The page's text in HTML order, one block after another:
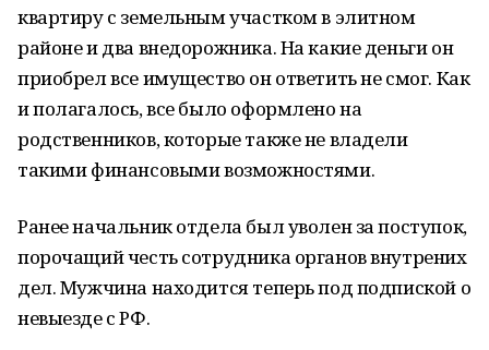
квартиру с земельным участком в элитном
районе и два внедорожника. На какие деньги он
приобрел все имущество он ответить не смог. Как
и полагалось, все было оформлено на
родственников, которые также не владели
такими финансовыми возможностями.
Ранее начальник отдела был уволен за поступок,
порочащий честь сотрудника органов внутрених
дел. Мужчина находится теперь под подпиской о
невыезде с РФ.